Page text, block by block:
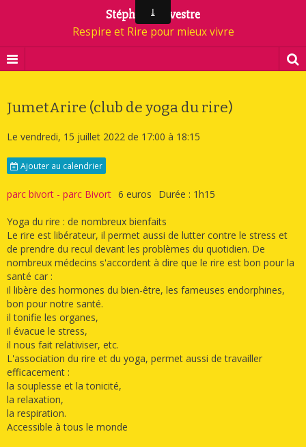
Stéphane Silvestre
Respire et Rire pour mieux vivre
JumetArire (club de yoga du rire)
Le vendredi, 15 juillet 2022 de 17:00 à 18:15
Ajouter au calendrier
parc bivort - parc Bivort 6 euros Durée : 1h15
Yoga du rire : de nombreux bienfaits
Le rire est libérateur, il permet aussi de lutter contre le stress et
de prendre du recul devant les problèmes du quotidien. De
nombreux médecins s'accordent à dire que le rire est bon pour la
santé car :
il libère des hormones du bien-être, les fameuses endorphines,
bon pour notre santé.
il tonifie les organes,
il évacue le stress,
il nous fait relativiser, etc.
L'association du rire et du yoga, permet aussi de travailler
efficacement :
la souplesse et la tonicité,
la relaxation,
la respiration.
Accessible à tous le monde